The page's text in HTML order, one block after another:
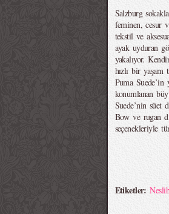
Salzburg
feminen, cesur
tekstil ve
ayak uyduran
yakalıyor.
hızlı bir yaşam
Puma
konumlanan
Suede’nin süet
Bow ve rugan
seçenekleriyle
Etiketler: